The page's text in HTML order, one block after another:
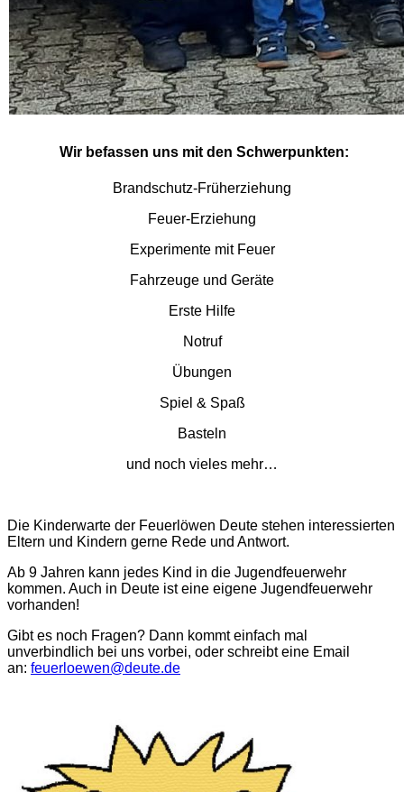
Wir befassen uns mit den Schwerpunkten:
Brandschutz-Früherziehung
Feuer-Erziehung
Experimente mit Feuer
Fahrzeuge und Geräte
Erste Hilfe
Notruf
Übungen
Spiel & Spaß
Basteln
und noch vieles mehr…
Die Kinderwarte der Feuerlöwen Deute stehen interessierten
Eltern und Kindern gerne Rede und Antwort.
Ab 9 Jahren kann jedes Kind in die Jugendfeuerwehr
kommen. Auch in Deute ist eine eigene Jugendfeuerwehr
vorhanden!
Gibt es noch Fragen? Dann kommt einfach mal
unverbindlich bei uns vorbei, oder schreibt eine Email
an: feuerloewen@deute.de